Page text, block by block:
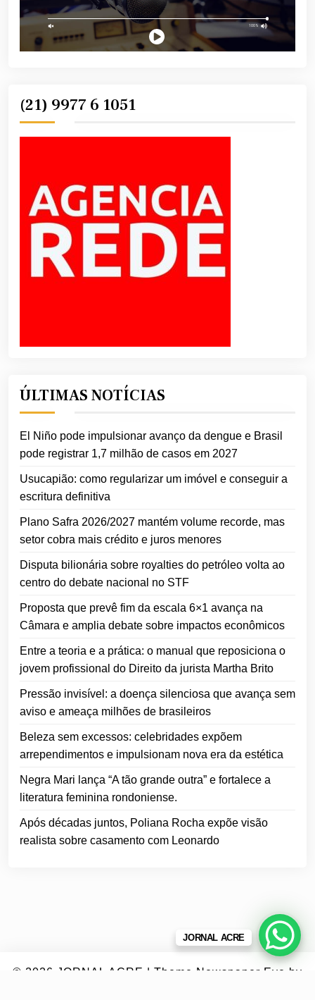
(21) 9977 6 1051
ÚLTIMAS NOTÍCIAS
El Niño pode impulsionar avanço da dengue e Brasil
pode registrar 1,7 milhão de casos em 2027
Usucapião: como regularizar um imóvel e conseguir a
escritura definitiva
Plano Safra 2026/2027 mantém volume recorde, mas
setor cobra mais crédito e juros menores
Disputa bilionária sobre royalties do petróleo volta ao
centro do debate nacional no STF
Proposta que prevê fim da escala 6×1 avança na
Câmara e amplia debate sobre impactos econômicos
Entre a teoria e a prática: o manual que reposiciona o
jovem profissional do Direito da jurista Martha Brito
Pressão invisível: a doença silenciosa que avança sem
aviso e ameaça milhões de brasileiros
Beleza sem excessos: celebridades expõem
arrependimentos e impulsionam nova era da estética
Negra Mari lança “A tão grande outra” e fortalece a
literatura feminina rondoniense.
Após décadas juntos, Poliana Rocha expõe visão
realista sobre casamento com Leonardo
© 2026 JORNAL ACRE | Theme Newspaper Eye by
JORNAL ACRE